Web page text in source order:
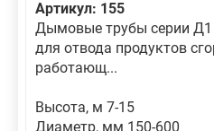
Артикул: 155
Дымовые трубы серии Д1
для отвода продуктов
работающ...
Высота, м 7-15
Диаметр, мм 150-600